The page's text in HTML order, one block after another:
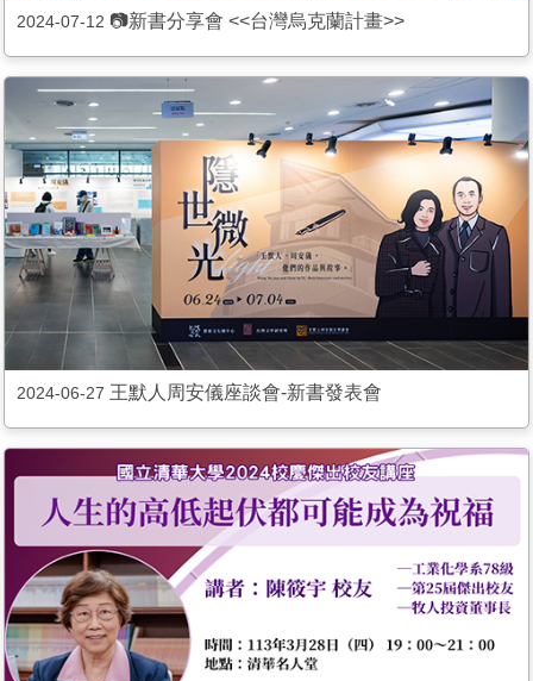
2024-07-12📷新書分享會 <<台灣烏克蘭計畫>>
2024-06-27 王默人周安儀座談會-新書發表會